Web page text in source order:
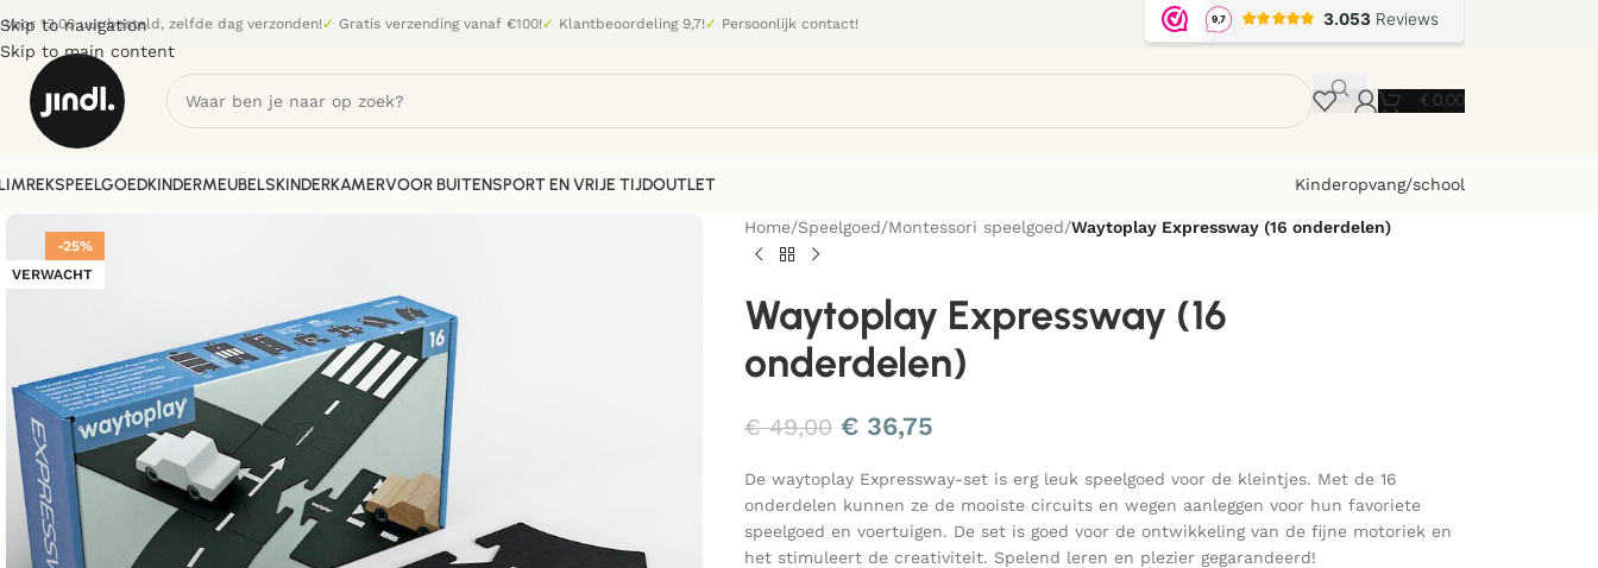
Skip to navigation
Skip to main content
Voor 13.00 uur besteld, zelfde dag verzonden!✓ Gratis verzending vanaf €100!✓ Klantbeoordeling 9,7!✓ Persoonlijk contact!
€ 0,00
SPEELGOEDKINDERMEUBELSKINDERKAMERVOOR BUITENSPORT EN VRIJE TIJDOUTLET Kinderopvang/school
-25%
VERWACHT
Home/Speelgoed/Montessori speelgoed/Waytoplay Expressway (16 onderdelen)
Waytoplay Expressway (16
onderdelen)
€49,00 €36,75
De waytoplay Expressway-set is erg leuk speelgoed voor de kleintjes. Met de 16
onderdelen kunnen ze de mooiste circuits en wegen aanleggen voor hun favoriete
speelgoed en voertuigen. De set is goed voor de ontwikkeling van de fijne motoriek en
het stimuleert de creativiteit. Spelend leren en plezier gegarandeerd!